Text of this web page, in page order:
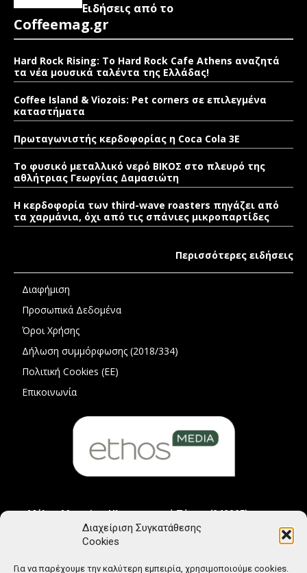
Διαχείριση Συγκατάθεσης
Cookies
Για να παρέχουμε την καλύτερη εμπειρία, χρησιμοποιούμε cookies.
Ειδήσεις από το
Coffeemag.gr
Hard Rock Rising: Το Hard Rock Cafe Athens αναζητά
τα νέα μουσικά ταλέντα της Ελλάδας!
Coffee Island & Viozois: Pet corners σε επιλεγμένα
καταστήματα
Πρωταγωνιστής κερδοφορίας η Coca Cola 3E
Το φυσικό μεταλλικό νερό ΒΙΚΟΣ στο πλευρό της
αθλήτριας Γεωργίας Δαμασιώτη
Η κερδοφορία των third-wave roasters πηγάζει από
τα χαρμάνια, όχι από τις σπάνιες μικροπαρτίδες
Περισσότερες ειδήσεις
Διαφήμιση
Προσωπικά Δεδομένα
Όροι Χρήσης
Δήλωση συμμόρφωσης (2018/334)
Πολιτική Cookies (ΕΕ)
Επικοινωνία
Μέλος Μητρώου Ηλεκτρονικού Τύπου (242225)